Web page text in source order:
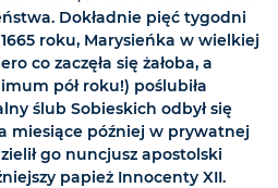
Dokładnie pięć tygodni
roku, Marysieńka w wielkiej
co zaczęła się żałoba, a
pół roku!) poślubiła
ślub Sobieskich odbył się
miesiące później w prywatnej
go nuncjusz apostolski
papież Innocenty XII.